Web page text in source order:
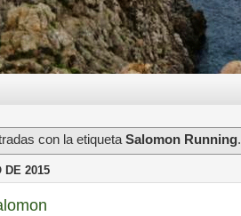
con la etiquetaSalomon Running.
DE 2015